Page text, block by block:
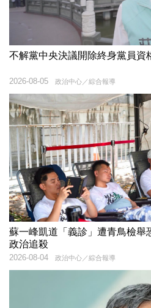
不解黨中央決議開除終身黨員
政治中心／綜合報導
2026-08-05
蘇一峰凱道「義診」遭青鳥檢
政治追殺
政治中心／綜合報導
2026-08-04